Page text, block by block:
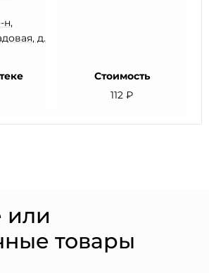
н,
д.
Стоимость
112 ₽
или
товары